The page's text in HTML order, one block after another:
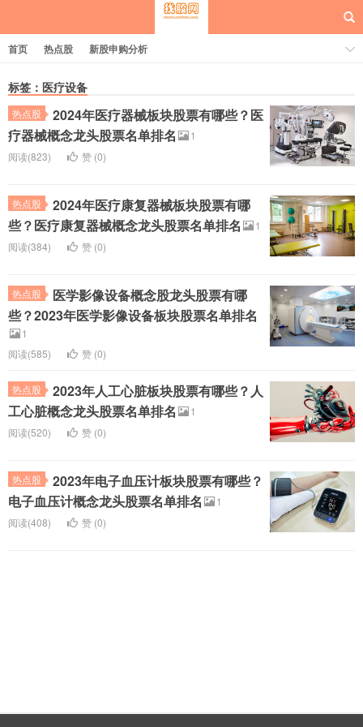
每日概念股
首页 热点股 新股申购分析
标签：医疗设备
热点股
2024年医疗器械板块股票有哪些？医
疗器械概念龙头股票名单排名
1
阅读(823)
赞 (0)
热点股
2024年医疗康复器械板块股票有哪
些？医疗康复器械概念龙头股票名单排名
1
阅读(384)
赞 (0)
热点股
医学影像设备概念股龙头股票有哪
些？2023年医学影像设备板块股票名单排名
1
阅读(585)
赞 (0)
热点股
2023年人工心脏板块股票有哪些？人
工心脏概念龙头股票名单排名
1
阅读(520)
赞 (0)
热点股
2023年电子血压计板块股票有哪些？
电子血压计概念龙头股票名单排名
1
阅读(408)
赞 (0)